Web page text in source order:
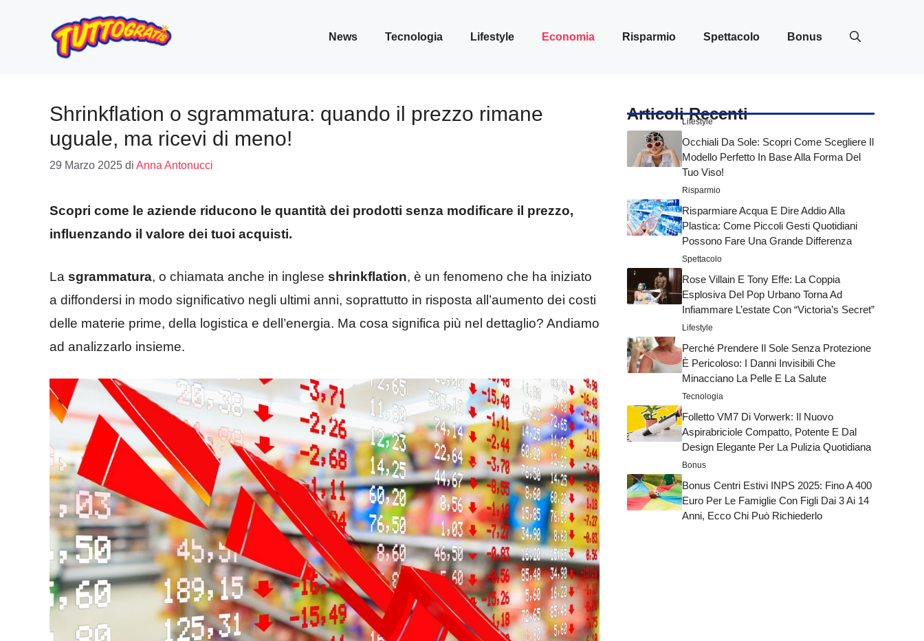
contenuto
News Tecnologia Lifestyle Economia Risparmio Spettacolo Bonus
Shrinkflation o sgrammatura: quando il prezzo rimane
uguale, ma ricevi di meno!
29 Marzo 2025 di Anna Antonucci
Scopri come le aziende riducono le quantità dei prodotti senza modificare il prezzo,
influenzando il valore dei tuoi acquisti.
La sgrammatura, o chiamata anche in inglese shrinkflation, è un fenomeno che ha iniziato
a diffondersi in modo significativo negli ultimi anni, soprattutto in risposta all’aumento dei costi
delle materie prime, della logistica e dell’energia. Ma cosa significa più nel dettaglio? Andiamo
ad analizzarlo insieme.
Articoli Recenti
Lifestyle
Occhiali Da Sole: Scopri Come Scegliere Il
Modello Perfetto In Base Alla Forma Del
Tuo Viso!
Risparmio
Risparmiare Acqua E Dire Addio Alla
Plastica: Come Piccoli Gesti Quotidiani
Possono Fare Una Grande Differenza
Spettacolo
Rose Villain E Tony Effe: La Coppia
Esplosiva Del Pop Urbano Torna Ad
Infiammare L’estate Con “Victoria’s Secret”
Lifestyle
Perché Prendere Il Sole Senza Protezione
È Pericoloso: I Danni Invisibili Che
Minacciano La Pelle E La Salute
Tecnologia
Folletto VM7 Di Vorwerk: Il Nuovo
Aspirabriciole Compatto, Potente E Dal
Design Elegante Per La Pulizia Quotidiana
Bonus
Bonus Centri Estivi INPS 2025: Fino A 400
Euro Per Le Famiglie Con Figli Dai 3 Ai 14
Anni, Ecco Chi Può Richiederlo